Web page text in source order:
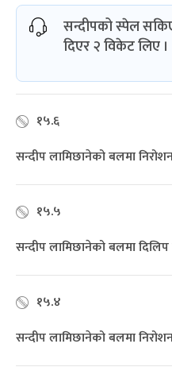
सन्दीपको स्पेल
दिएर २ विकेट लिए ।
१५.६
सन्दीप लामिछानेको बलमा
१५.५
सन्दीप लामिछानेको बलमा
१५.४
सन्दीप लामिछानेको बलमा